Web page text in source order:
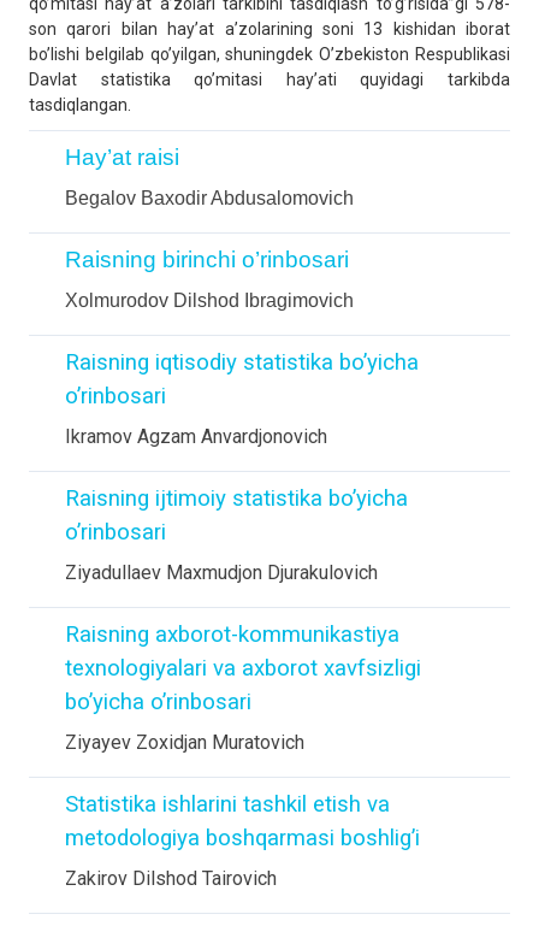
son qarori bilan hay’at a’zolarining soni 13 kishidan iborat
bo’lishi belgilab qo’yilgan, shuningdek O’zbekiston Respublikasi
Davlat statistika qo’mitasi hay’ati quyidagi tarkibda
tasdiqlangan.
Hay’at raisi
Begalov Baxodir Abdusalomovich
Raisning birinchi o’rinbosari
Xolmurodov Dilshod Ibragimovich
Raisning iqtisodiy statistika bo’yicha
o’rinbosari
Ikramov Agzam Anvardjonovich
Raisning ijtimoiy statistika bo’yicha
o’rinbosari
Ziyadullaev Maxmudjon Djurakulovich
Raisning axborot-kommunikastiya
texnologiyalari va axborot xavfsizligi
bo’yicha o’rinbosari
Ziyayev Zoxidjan Muratovich
Statistika ishlarini tashkil etish va
metodologiya boshqarmasi boshlig’i
Zakirov Dilshod Tairovich